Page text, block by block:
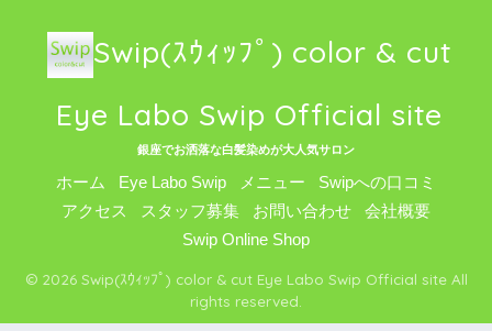
Swip(ｽｳｨｯﾌﾟ) color & cut
Eye Labo Swip Official site
銀座でお洒落な白髪染めが大人気サロン
ホーム Eye Labo Swip メニュー
Swipへの口コミ
アクセス
スタッフ募集 お問い合わせ
会社概要
Swip Online Shop
© 2026 Swip(ｽｳｨｯﾌﾟ) color & cut Eye Labo Swip Official site All
rights reserved.